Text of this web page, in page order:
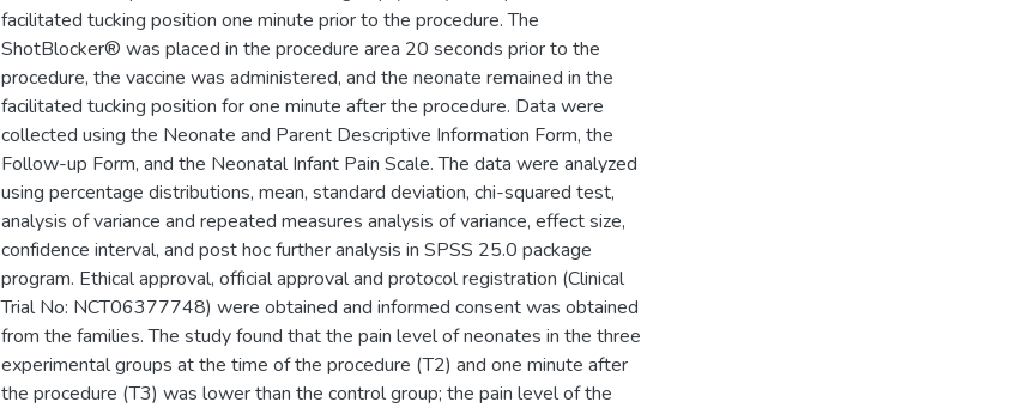
facilitated tucking position one minute prior to the procedure. The
ShotBlocker® was placed in the procedure area 20 seconds prior to the
procedure, the vaccine was administered, and the neonate remained in the
facilitated tucking position for one minute after the procedure. Data were
collected using the Neonate and Parent Descriptive Information Form, the
Follow-up Form, and the Neonatal Infant Pain Scale. The data were analyzed
using percentage distributions, mean, standard deviation, chi-squared test,
analysis of variance and repeated measures analysis of variance, effect size,
confidence interval, and post hoc further analysis in SPSS 25.0 package
program. Ethical approval, official approval and protocol registration (Clinical
Trial No: NCT06377748) were obtained and informed consent was obtained
from the families. The study found that the pain level of neonates in the three
experimental groups at the time of the procedure (T2) and one minute after
the procedure (T3) was lower than the control group; the pain level of the